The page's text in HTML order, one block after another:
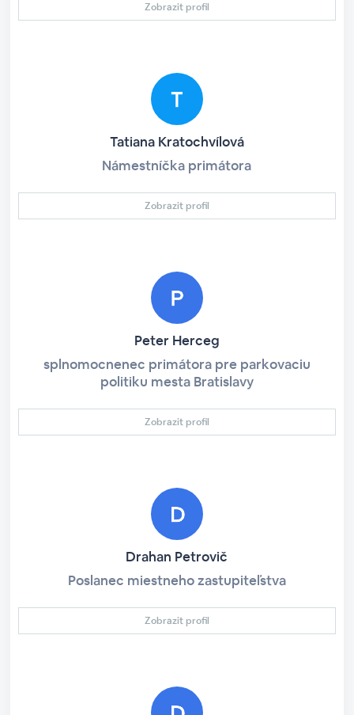
Zobrazit profil
Tatiana Kratochvílová
Námestníčka primátora
Zobrazit profil
Peter Herceg
splnomocnenec primátora pre parkovaciu
politiku mesta Bratislavy
Zobrazit profil
Drahan Petrovič
Poslanec miestneho zastupiteľstva
Zobrazit profil